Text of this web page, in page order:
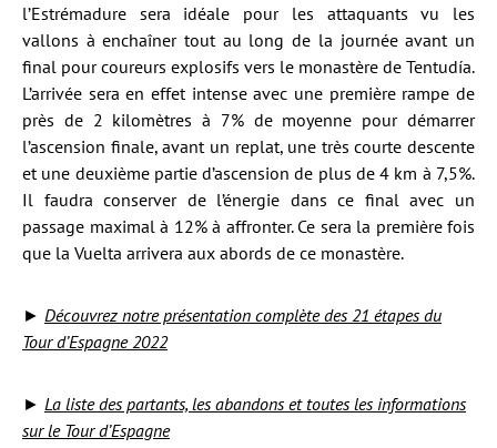
l’Estrémadure sera idéale pour les attaquants vu les
vallons à enchaîner tout au long de la journée avant un
final pour coureurs explosifs vers le monastère de Tentudía.
L’arrivée sera en effet intense avec une première rampe de
près de 2 kilomètres à 7% de moyenne pour démarrer
l’ascension finale, avant un replat, une très courte descente
et une deuxième partie d’ascension de plus de 4 km à 7,5%.
Il faudra conserver de l’énergie dans ce final avec un
passage maximal à 12% à affronter. Ce sera la première fois
que la Vuelta arrivera aux abords de ce monastère.
► Découvrez notre présentation complète des 21 étapes du
Tour d’Espagne 2022
► La liste des partants, les abandons et toutes les informations
sur le Tour d’Espagne